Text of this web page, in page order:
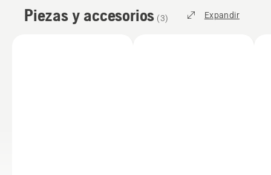
Piezas y accesorios (3) Expandir